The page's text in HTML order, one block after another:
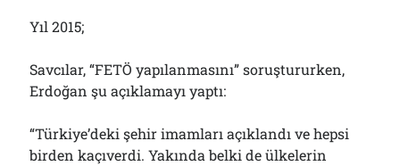
Yıl 2015;
Savcılar, “FETÖ yapılanmasını” soruştururken,
Erdoğan şu açıklamayı yaptı:
“Türkiye’deki şehir imamları açıklandı ve hepsi
birden kaçıverdi. Yakında belki de ülkelerin